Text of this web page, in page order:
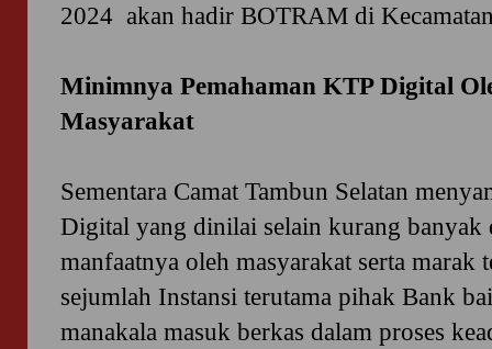
2024 akan hadir BOTRAM di
Minimnya Pemahaman KTP Digital
Masyarakat
Sementara Camat Tambun Selatan
Digital yang dinilai selain kurang banyak
manfaatnya oleh masyarakat serta marak
sejumlah Instansi terutama pihak Bank
manakala masuk berkas dalam proses